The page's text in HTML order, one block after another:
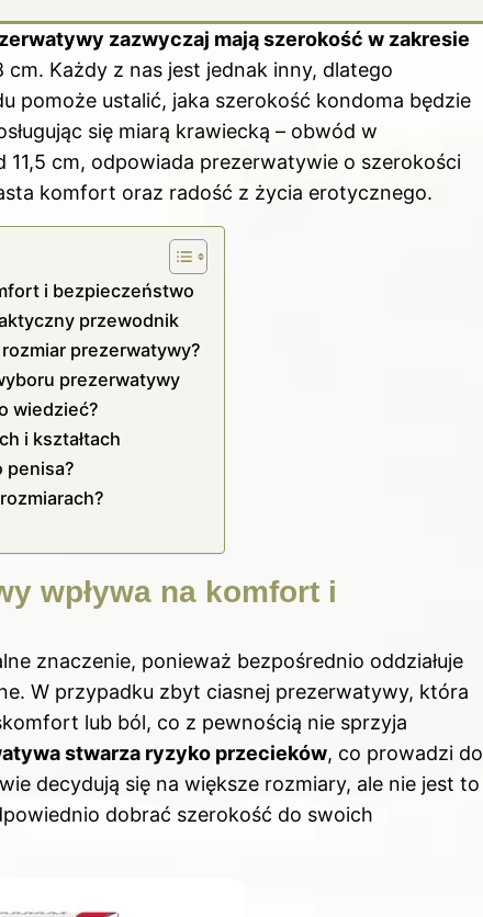
zazwyczaj mają szerokość w zakresie
cm. Każdy z nas jest jednak inny, dlatego
pomoże ustalić, jaka szerokość kondoma będzie
się miarą krawiecką – obwód w
11,5 cm, odpowiada prezerwatywie o szerokości
komfort oraz radość z życia erotycznego.
i bezpieczeństwo
przewodnik
prezerwatywy?
prezerwatywy
wiedzieć?
i kształtach
penisa?
wpływa na komfort i
znaczenie, ponieważ bezpośrednio oddziałuje
W przypadku zbyt ciasnej prezerwatywy, która
lub ból, co z pewnością nie sprzyja
stwarza ryzyko przecieków, co prowadzi do
decydują się na większe rozmiary, ale nie jest to
dobrać szerokość do swoich